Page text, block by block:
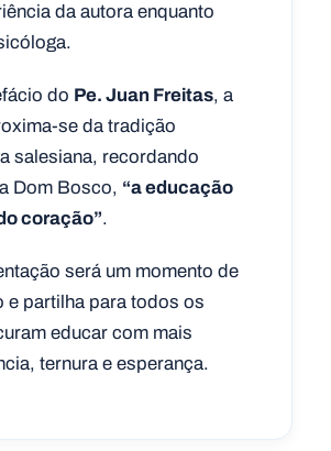
da autora enquanto
do Pe. Juan Freitas, a
se da tradição
salesiana, recordando
Dom Bosco, “a educação
coração”.
será um momento de
e partilha para todos os
educar com mais
ternura e esperança.